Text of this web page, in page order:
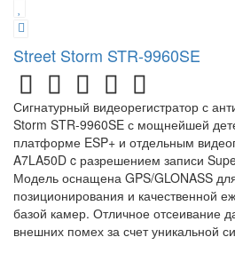
Street Storm STR-9960SE
Сигнатурный видеорегистратор с
Storm STR-9960SE с мощнейшей
платформе ESP+ и отдельным
A7LA50D c разрешением записи
Модель оснащена GPS/GLONASS
позиционирования и качественной
базой камер. Отличное отсеивание
внешних помех за счет уникальной